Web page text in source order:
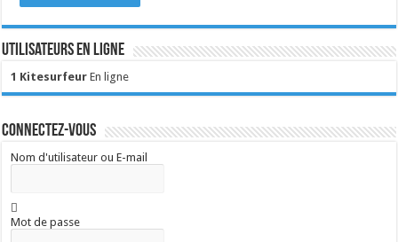
Utilisateurs en ligne
1 Kitesurfeur En ligne
Connectez-vous
Nom d'utilisateur ou E-mail
Mot de passe